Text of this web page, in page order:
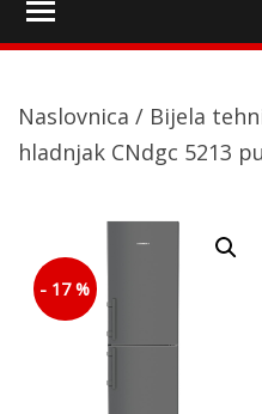
Naslovnica / Bijela
hladnjak CNdgc 5213
- 17 %